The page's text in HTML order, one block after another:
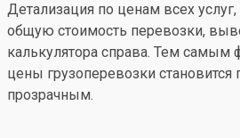
Детализация по ценам всех
общую стоимость перевозки,
калькулятора справа. Тем
цены грузоперевозки становится
прозрачным.